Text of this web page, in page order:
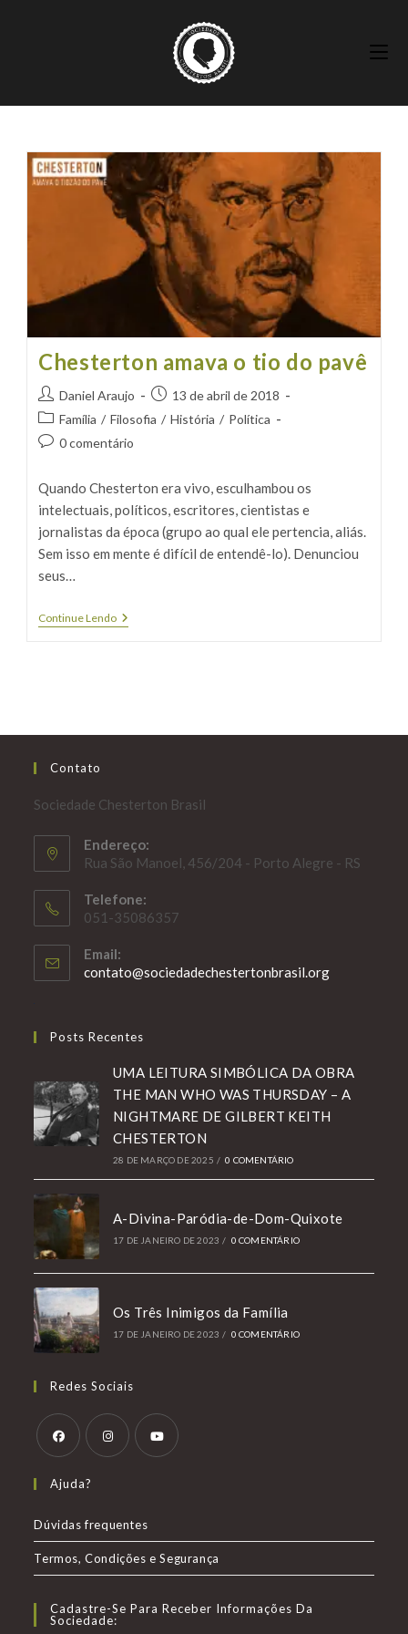
Chesterton amava o tio do pavê
Autor
do
post:
Daniel Araujo
Post
publicado:
13 de abril de 2018
Categoria
do
Família / Filosofia / História / Política
Comentários
post:
0 comentário
Quando Chesterton era vivo, esculhambou os
intelectuais, políticos, escritores, cientistas e
jornalistas da época (grupo ao qual ele pertencia, aliás.
Sem isso em mente é difícil de entendê-lo). Denunciou
seus…
Continue LendoChesterton
Amava
Contato
Sociedade Chesterton Brasil
Endereço:
Rua São Manoel, 456/204 - Porto Alegre - RS
Telefone:
051-35086357
Email:
contato@sociedadechestertonbrasil.orgAbre
Posts Recentes
UMA LEITURA SIMBÓLICA DA OBRA
THE MAN WHO WAS THURSDAY – A
NIGHTMARE DE GILBERT KEITH
CHESTERTON
28 DE MARÇO DE 2025 / 0 COMENTÁRIO
A-Divina-Paródia-de-Dom-Quixote
17 DE JANEIRO DE 2023 / 0 COMENTÁRIO
Os Três Inimigos da Família
17 DE JANEIRO DE 2023 / 0 COMENTÁRIO
Redes Sociais
em
aba
em
nova
aba
aba
Ajuda?
Dúvidas frequentes
Termos, Condições e Segurança
Cadastre-Se Para Receber Informações Da
Sociedade: